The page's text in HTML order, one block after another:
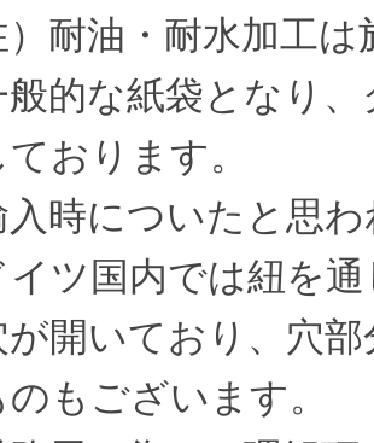
）耐油・耐水加工
般的な紙袋となり
ております。
入時についたと思
イツ国内では紐を
が開いており、穴
のもございます。